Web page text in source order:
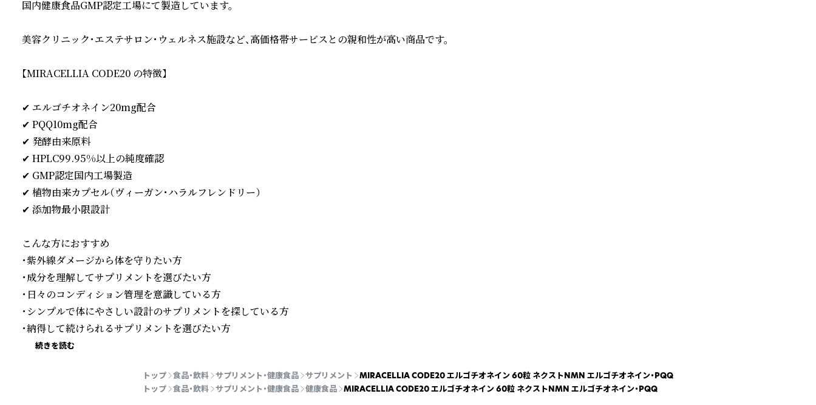
国内健康食品GMP認定工場にて製造しています。
美容クリニック・エステサロン・ウェルネス施設など、高価格帯サービスとの親和性が高い商品です。
【MIRACELLIA CODE20 の特徴】
✔ エルゴチオネイン20mg配合
✔ PQQ10mg配合
✔ 発酵由来原料
✔ HPLC99.95%以上の純度確認
✔ GMP認定国内工場製造
✔ 植物由来カプセル（ヴィーガン・ハラルフレンドリー）
✔ 添加物最小限設計
こんな方におすすめ
・紫外線ダメージから体を守りたい方
・成分を理解してサプリメントを選びたい方
・日々のコンディション管理を意識している方
・シンプルで体にやさしい設計のサプリメントを探している方
・納得して続けられるサプリメントを選びたい方
続きを読む
トップ 食品・飲料 サプリメント・健康食品 サプリメント
MIRACELLIA CODE20 エルゴチオネイン 60粒 ネクストNMN エルゴチオネイン・PQQ
トップ
食品・飲料 サプリメント・健康食品 健康食品 MIRACELLIA CODE20 エルゴチオネイン 60粒 ネクストNMN エルゴチオネイン・PQQ